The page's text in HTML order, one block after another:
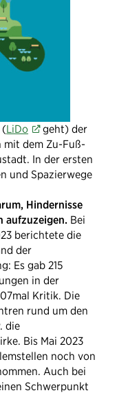
(LiDo
geht) der
mit dem Zu-Fuß-
In der ersten
und Spazierwege
Hindernisse
aufzuzeigen. Bei
berichtete die
der
Es gab 215
in der
Kritik. Die
rund um den
die
Bis Mai 2023
noch von
Auch bei
Schwerpunkt